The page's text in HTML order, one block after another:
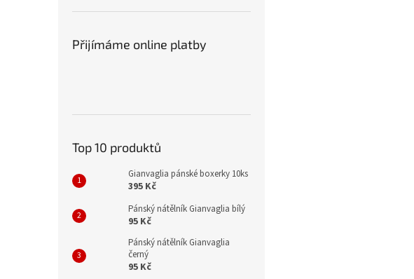
Přijímáme online platby
Top 10 produktů
Gianvaglia pánské boxerky 10ks
395 Kč
Pánský nátělník Gianvaglia bílý
95 Kč
Pánský nátělník Gianvaglia
černý
95 Kč